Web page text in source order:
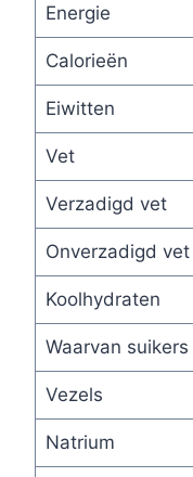
Energie
Calorieën
Eiwitten
Vet
Verzadigd vet
Onverzadigd vet
Koolhydraten
Waarvan suikers
Vezels
Natrium